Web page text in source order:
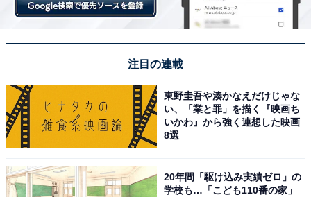
注目の連載
東野圭吾や湊かなえだけじゃな
い、「業と罪」を描く『映画ち
いかわ』から強く連想した映画
8選
20年間「駆け込み実績ゼロ」の
学校も…「こども110番の家」